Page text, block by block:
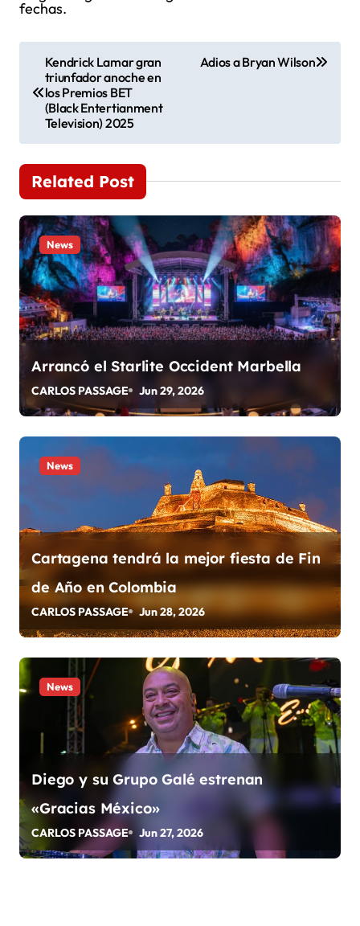
fechas.
a
e
g
a
c
i
ó
n
d
e
e
t
r
a
d
a
s
Kendrick Lamar gran
triunfador anoche en
los Premios BET
(Black Entertianment
Television) 2025
Adios a Bryan Wilson
Related Post
News
Arrancó el Starlite Occident Marbella
CARLOS PASSAGE Jun 29, 2026
News
Cartagena tendrá la mejor fiesta de Fin
de Año en Colombia
CARLOS PASSAGE Jun 28, 2026
News
Diego y su Grupo Galé estrenan
«Gracias México»
CARLOS PASSAGE Jun 27, 2026